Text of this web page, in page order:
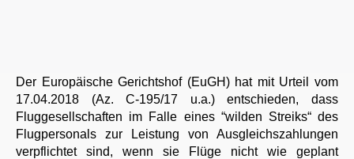
Der Europäische Gerichtshof (EuGH) hat mit Urteil vom
17.04.2018 (Az. C-195/17 u.a.) entschieden, dass
Fluggesellschaften im Falle eines “wilden Streiks“ des
Flugpersonals zur Leistung von Ausgleichszahlungen
verpflichtet sind, wenn sie Flüge nicht wie geplant